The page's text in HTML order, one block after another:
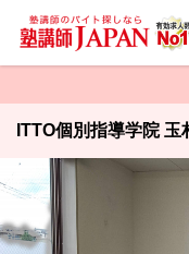
ITTO個別指導学院 玉